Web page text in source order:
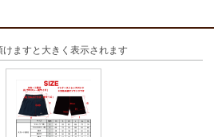
ますと大きく表示されます